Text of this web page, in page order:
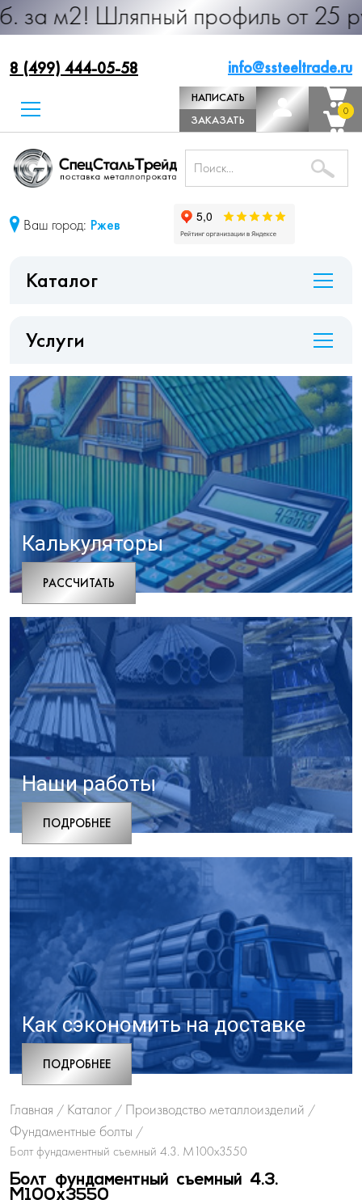
профиль от 25 руб. за
8 (499) 444-05-58 info@ssteeltrade.ru
НАПИСАТЬ
ДИРЕКТОРУ
ЗАКАЗАТЬ
ЗВОНОК
0
0
Ваш город: Ржев
Каталог
Услуги
Калькуляторы
РАCСЧИТАТЬ
Наши работы
ПОДРОБНЕЕ
Как сэкономить на доставке
ПОДРОБНЕЕ
Главная / Каталог / Производство металлоизделий /
Фундаментные болты /
Болт фундаментный съемный 4.3. М100х3550
Болт фундаментный съемный 4.3.
М100х3550